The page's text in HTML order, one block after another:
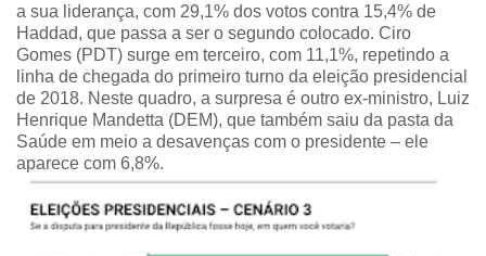
a sua liderança, com 29,1% dos votos contra 15,4% de
Haddad, que passa a ser o segundo colocado. Ciro
Gomes (PDT) surge em terceiro, com 11,1%, repetindo a
linha de chegada do primeiro turno da eleição presidencial
de 2018. Neste quadro, a surpresa é outro ex-ministro, Luiz
Henrique Mandetta (DEM), que também saiu da pasta da
Saúde em meio a desavenças com o presidente – ele
aparece com 6,8%.